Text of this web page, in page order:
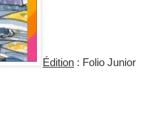
Édition : Folio Junior